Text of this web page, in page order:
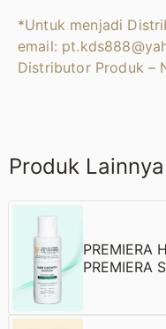
*Untuk menjadi
email:
Distributor Produk –
Produk Lainnya
PREMIERA
PREMIERA